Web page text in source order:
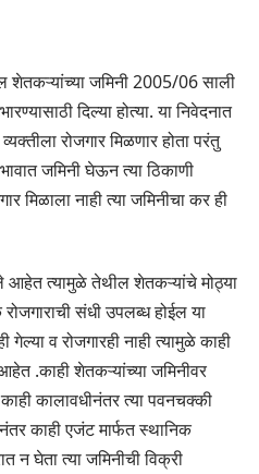
जमिनी 2005/06 साली
दिल्या होत्या. या निवेदनात
रोजगार मिळणार होता परंतु
जमिनी घेऊन त्या ठिकाणी
मिळाला नाही त्या जमिनीचा कर ही
आहेत त्यामुळे तेथील शेतकऱ्यांचे मोठ्या
संधी उपलब्ध होईल या
गेल्या व रोजगारही नाही त्यामुळे काही
.काही शेतकऱ्यांच्या जमिनीवर
कालावधीनंतर त्या पवनचक्की
काही एजंट मार्फत स्थानिक
न घेता त्या जमिनीची विक्री